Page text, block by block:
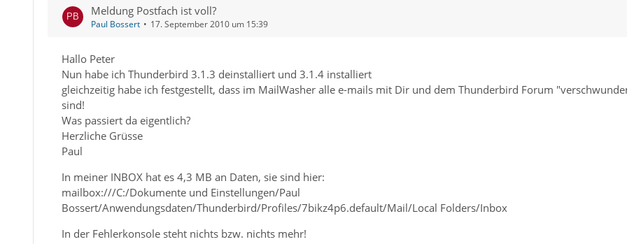
Meldung Postfach ist voll?
Paul Bossert 17. September 2010 um 15:39
Hallo Peter
Nun habe ich Thunderbird 3.1.3 deinstalliert und 3.1.4 installiert
gleichzeitig habe ich festgestellt, dass im MailWasher alle e-mails mit Dir und dem Thunderbird Forum
sind!
Was passiert da eigentlich?
Herzliche Grüsse
Paul
In meiner INBOX hat es 4,3 MB an Daten, sie sind hier:
mailbox:///C:/Dokumente und Einstellungen/Paul
Bossert/Anwendungsdaten/Thunderbird/Profiles/7bikz4p6.default/Mail/Local Folders/Inbox
In der Fehlerkonsole steht nichts bzw. nichts mehr!